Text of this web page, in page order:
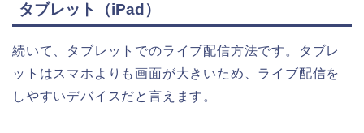
タブレット（iPad）
続いて、タブレットでのライブ配信方法です。タブレ
ットはスマホよりも画面が大きいため、ライブ配信を
しやすいデバイスだと言えます。